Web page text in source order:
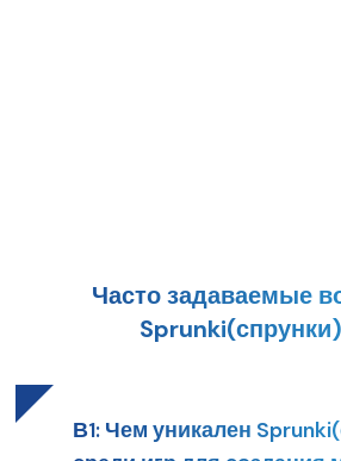
Часто задаваемые
В1: Чем уникален